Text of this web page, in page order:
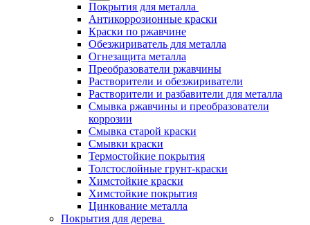
Покрытия для металла
Антикоррозионные краски
Краски по ржавчине
Обезжириватель для металла
Огнезащита металла
Преобразователи ржавчины
Растворители и обезжириватели
Растворители и разбавители для металла
Смывка ржавчины и преобразователи
коррозии
Смывка старой краски
Смывки краски
Термостойкие покрытия
Толстослойные грунт-краски
Химстойкие краски
Химстойкие покрытия
Цинкование металла
Покрытия для дерева